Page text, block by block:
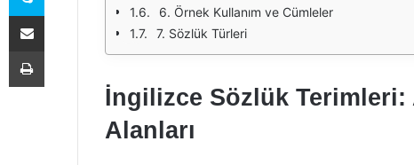
6. Örnek Kullanım ve Cümleler
7. Sözlük Türleri
İngilizce Sözlük Terimleri:
Alanları
E-Posta ile paylaş